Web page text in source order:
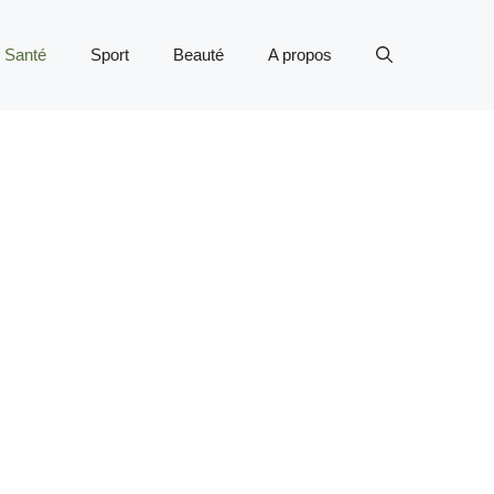
Santé Sport Beauté A propos